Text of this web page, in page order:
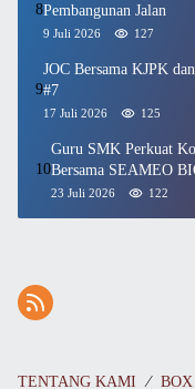
8Pembangunan Jalan
9 Juli 2026 127
9
JOC Bersama KJPK
#7
17 Juli 2026 125
10
Guru SMK Perkuat
Bersama SEAMEO
23 Juli 2026 122
TENTANG KAMI